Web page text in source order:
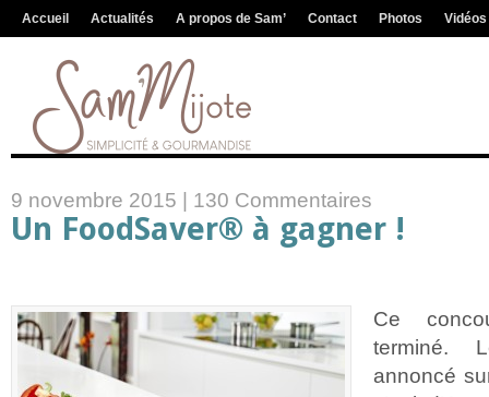
Accueil Actualités A propos de Sam’ Contact Photos Vidéos
9 novembre 2015 | 130 Commentaires
Un FoodSaver® à gagner !
Ce
terminé.
annoncé